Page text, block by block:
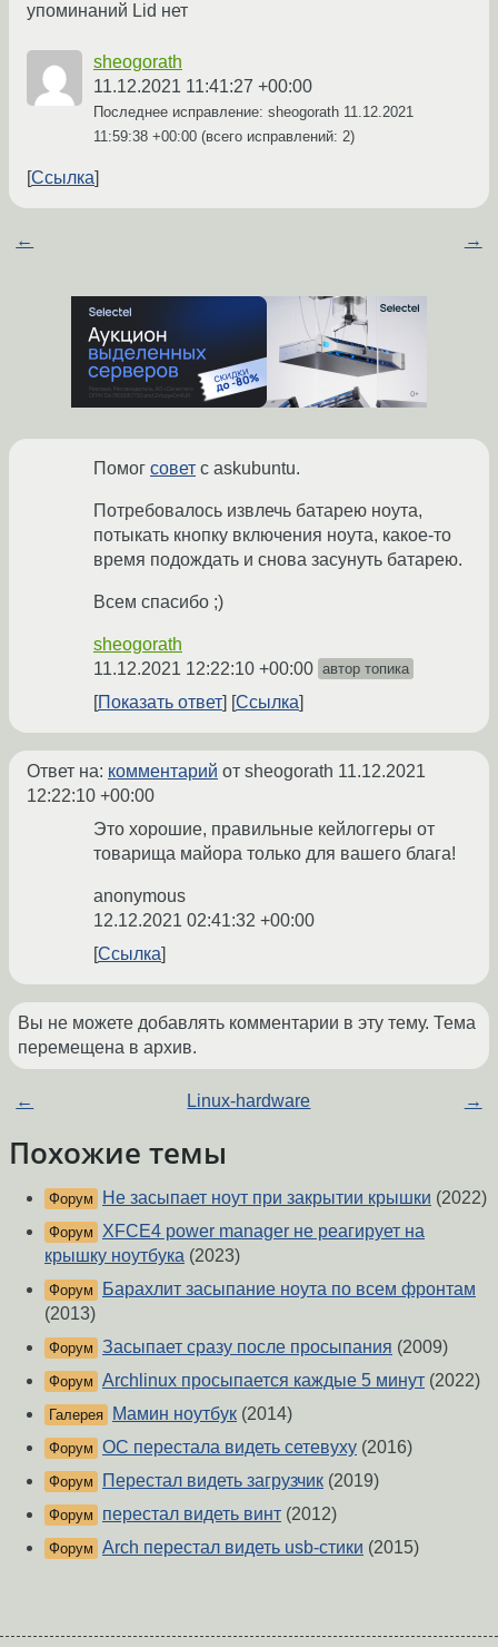
упоминаний Lid нет
sheogorath
11.12.2021 11:41:27 +00:00
Последнее исправление: sheogorath 11.12.2021
11:59:38 +00:00 (всего исправлений: 2)
Ссылка
← →
Помог совет с askubuntu.
Потребовалось извлечь батарею ноута,
потыкать кнопку включения ноута, какое-то
время подождать и снова засунуть батарею.
Всем спасибо ;)
sheogorath
11.12.2021 12:22:10 +00:00 автор топика
Показать ответ Ссылка
Ответ на: комментарий от sheogorath 11.12.2021
12:22:10 +00:00
Это хорошие, правильные кейлоггеры от
товарища майора только для вашего блага!
anonymous
12.12.2021 02:41:32 +00:00
Ссылка
Вы не можете добавлять комментарии в эту тему. Тема
перемещена в архив.
← Linux-hardware →
Похожие темы
Форум Не засыпает ноут при закрытии крышки (2022)
Форум
XFCE4 power manager не реагирует на
крышку ноутбука (2023)
Форум
Барахлит засыпание ноута по всем фронтам
(2013)
Форум Засыпает сразу после просыпания (2009)
Форум Archlinux просыпается каждые 5 минут (2022)
Галерея Мамин ноутбук (2014)
Форум ОС перестала видеть сетевуху (2016)
Форум Перестал видеть загрузчик (2019)
Форум перестал видеть винт (2012)
Форум Arch перестал видеть usb-стики (2015)